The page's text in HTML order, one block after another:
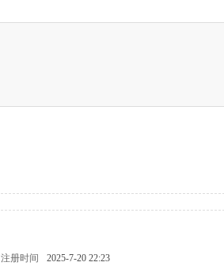
注册时间 2025-7-20 22:23